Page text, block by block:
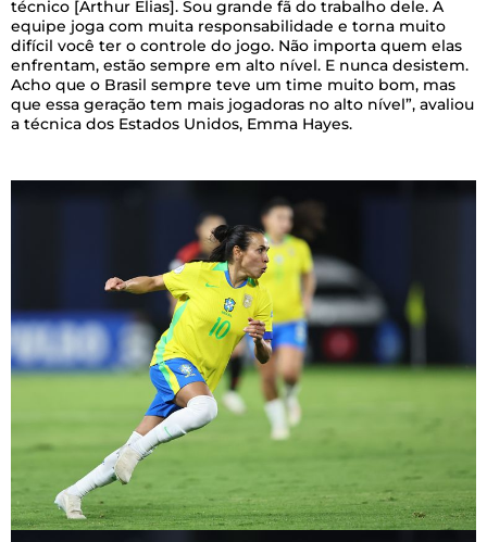
técnico [Arthur Elias]. Sou grande fã do trabalho dele. A
equipe joga com muita responsabilidade e torna muito
difícil você ter o controle do jogo. Não importa quem elas
enfrentam, estão sempre em alto nível. E nunca desistem.
Acho que o Brasil sempre teve um time muito bom, mas
que essa geração tem mais jogadoras no alto nível”, avaliou
a técnica dos Estados Unidos, Emma Hayes.